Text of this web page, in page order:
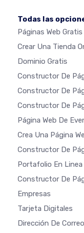
Todas las
Páginas Web Gratis
Crear Una Tienda
Dominio Gratis
Constructor De
Constructor De
Constructor De
Página Web De
Crea Una Página
Constructor De
Portafolio En
Constructor De
Empresas
Tarjeta Digitales
Dirección De